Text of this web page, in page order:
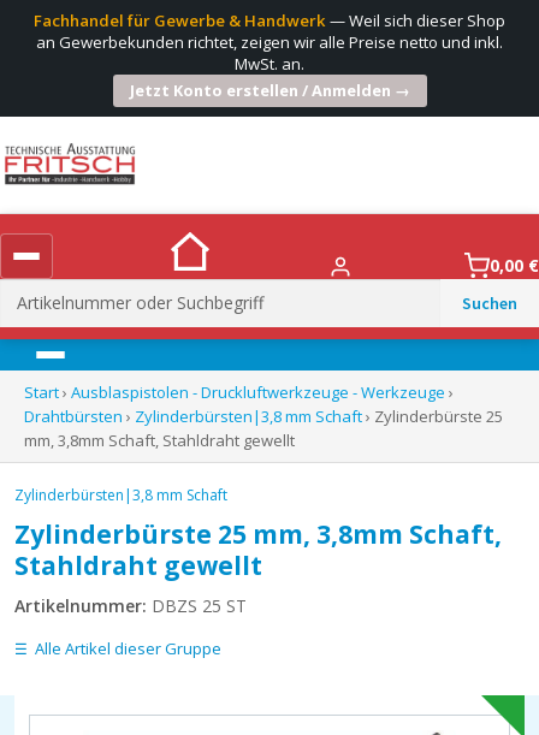
Fachhandel für Gewerbe & Handwerk— Weil sich dieser Shop
an Gewerbekunden richtet, zeigen wir alle Preise netto und inkl.
MwSt. an.
Jetzt Konto erstellen / Anmelden →
Suchen
nach:
0,00 €
Menü
Start› Ausblaspistolen - Druckluftwerkzeuge - Werkzeuge ›
Drahtbürsten › Zylinderbürsten|3,8 mm Schaft› Zylinderbürste 25
mm, 3,8mm Schaft, Stahldraht gewellt
Zylinderbürsten|3,8 mm Schaft
Zylinderbürste 25 mm, 3,8mm Schaft,
Stahldraht gewellt
Artikelnummer: DBZS 25 ST
Alle Artikel dieser Gruppe